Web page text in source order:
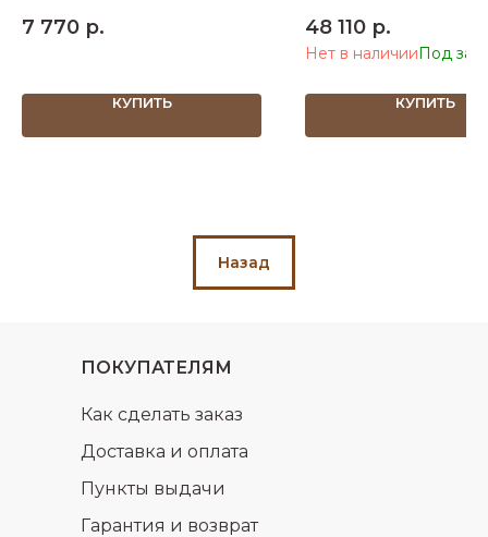
7 770 р.
КУПИТЬ
48 110 р.
Нет в наличии
КУПИТЬ
Назад
ПОКУПАТЕЛЯМ
Доставка и оплата
Гарантия и возврат
Пункты выдачи
Как сделать заказ